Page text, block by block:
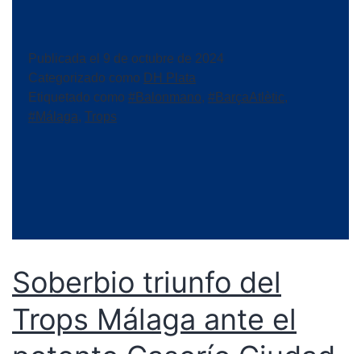
Publicada el 9 de octubre de 2024
Categorizado como DH Plata
Etiquetado como #Balonmano, #BarçaAtlètic,
#Málaga, Trops
Soberbio triunfo del
Trops Málaga ante el